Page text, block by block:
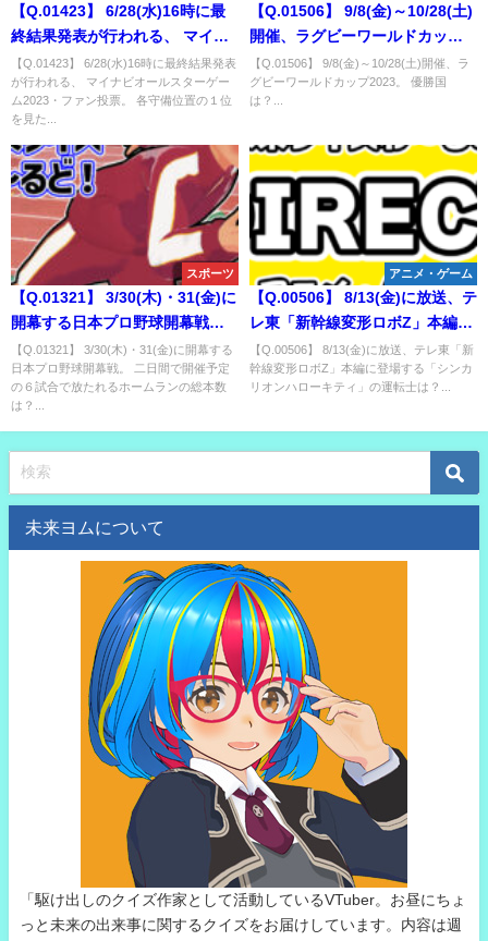
【Q.01423】 6/28(水)16時に最
終結果発表が行われる、 マイナ
ビオールスターゲーム2023・フ
ァン投票。 各守備位置の１位を
見た時、最も選出された選手の
【Q.01423】 6/28(水)16時に最終結果発表
が行われる、 マイナビオールスターゲー
ム2023・ファン投票。 各守備位置の１位
を見た...
【Q.01506】 9/8(金)～10/28(土)
開催、ラグビーワールドカップ
2023。 優勝国は？
【Q.01506】 9/8(金)～10/28(土)開催、ラ
グビーワールドカップ2023。 優勝国
は？...
スポーツ
【Q.01321】 3/30(木)・31(金)に
開幕する日本プロ野球開幕戦。
二日間で開催予定の６試合で放
たれるホームランの総本数は？
【Q.01321】 3/30(木)・31(金)に開幕する
日本プロ野球開幕戦。 二日間で開催予定
の６試合で放たれるホームランの総本数
は？...
アニメ・ゲーム
【Q.00506】 8/13(金)に放送、テ
レ東「新幹線変形ロボZ」本編に
登場する「シンカリオンハロー
キティ」の運転士は？
【Q.00506】 8/13(金)に放送、テレ東「新
幹線変形ロボZ」本編に登場する「シンカ
リオンハローキティ」の運転士は？...
未来ヨムについて
「駆け出しのクイズ作家として活動しているVTuber。お昼にちょ
っと未来の出来事に関するクイズをお届けしています。内容は週